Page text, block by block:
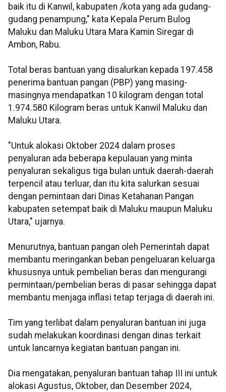
baik itu di Kanwil, kabupaten /kota yang ada gudang-
gudang penampung," kata Kepala Perum Bulog
Maluku dan Maluku Utara Mara Kamin Siregar di
Ambon, Rabu.
Total beras bantuan yang disalurkan kepada 197.458
penerima bantuan pangan (PBP) yang masing-
masingnya mendapatkan 10 kilogram dengan total
1.974.580 Kilogram beras untuk Kanwil Maluku dan
Maluku Utara.
"Untuk alokasi Oktober 2024 dalam proses
penyaluran ada beberapa kepulauan yang minta
penyaluran sekaligus tiga bulan untuk daerah-daerah
terpencil atau terluar, dan itu kita salurkan sesuai
dengan pemintaan dari Dinas Ketahanan Pangan
kabupaten setempat baik di Maluku maupun Maluku
Utara," ujarnya.
Menurutnya, bantuan pangan oleh Pemerintah dapat
membantu meringankan beban pengeluaran keluarga
khususnya untuk pembelian beras dan mengurangi
permintaan/pembelian beras di pasar sehingga dapat
membantu menjaga inflasi tetap terjaga di daerah ini.
Tim yang terlibat dalam penyaluran bantuan ini juga
sudah melakukan koordinasi dengan dinas terkait
untuk lancarnya kegiatan bantuan pangan ini.
Dia mengatakan, penyaluran bantuan tahap III ini untuk
alokasi Agustus, Oktober, dan Desember 2024,